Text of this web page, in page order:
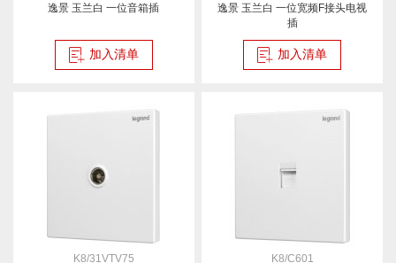
逸景 玉兰白 一位音箱插
加入清单
逸景 玉兰白 一位宽频F接头电视
插
加入清单
K8/31VTV75
K8/C601